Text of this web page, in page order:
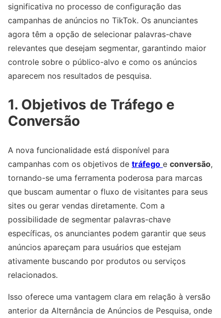
significativa no processo de configuração das
campanhas de anúncios no TikTok. Os anunciantes
agora têm a opção de selecionar palavras-chave
relevantes que desejam segmentar, garantindo maior
controle sobre o público-alvo e como os anúncios
aparecem nos resultados de pesquisa.
1. Objetivos de Tráfego e
Conversão
A nova funcionalidade está disponível para
campanhas com os objetivos de tráfego e conversão,
tornando-se uma ferramenta poderosa para marcas
que buscam aumentar o fluxo de visitantes para seus
sites ou gerar vendas diretamente. Com a
possibilidade de segmentar palavras-chave
específicas, os anunciantes podem garantir que seus
anúncios apareçam para usuários que estejam
ativamente buscando por produtos ou serviços
relacionados.
Isso oferece uma vantagem clara em relação à versão
anterior da Alternância de Anúncios de Pesquisa, onde